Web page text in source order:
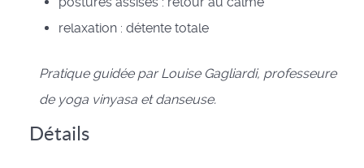
relaxation : détente totale
Pratique guidée par Louise Gagliardi, professeure
de yoga vinyasa et danseuse.
Détails